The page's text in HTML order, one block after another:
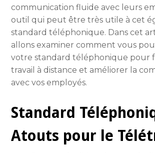
communication fluide avec leurs
outil qui peut être très utile à cet
standard téléphonique. Dans cet
allons examiner comment vous
votre standard téléphonique pour
travail à distance et améliorer la
avec vos employés.
Standard
Atouts pour le